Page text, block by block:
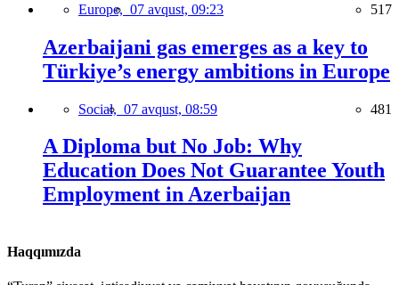
Europe, 07 avqust, 09:23 517
Azerbaijani gas emerges as a key to
Türkiye’s energy ambitions in Europe
Social, 07 avqust, 08:59 481
A Diploma but No Job: Why
Education Does Not Guarantee Youth
Employment in Azerbaijan
Haqqımızda